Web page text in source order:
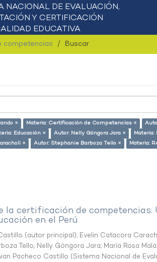
competencias Buscar
× Materia: Certificación de Competencias ×
Educación × Autor: Nelly Góngora Jara × Materia:
× Autor: Stephanie Barboza Tello ×
Materia:
la certificación de competencias:
en el Perú
(autor principal); Evelin Catacora
Tello; Nelly Góngora Jara; María Rosa
Pacheco Castillo (Sistema Nacional de